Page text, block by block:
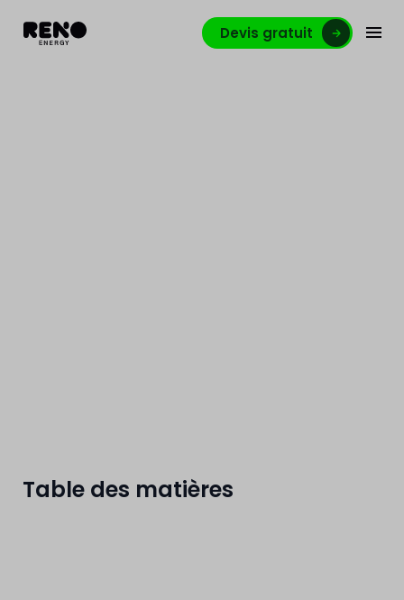
Devis gratuit
Table des matières